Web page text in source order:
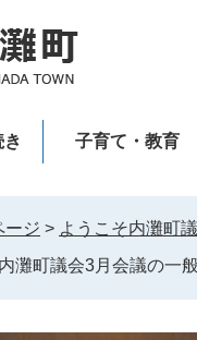
き 子育て・教育
ージ > ようこそ内灘町
灘町議会3月会議の一